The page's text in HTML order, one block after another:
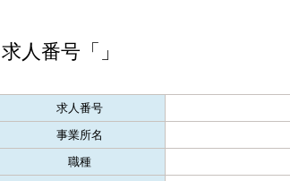
求人番号「」
求人番号
事業所名
職種